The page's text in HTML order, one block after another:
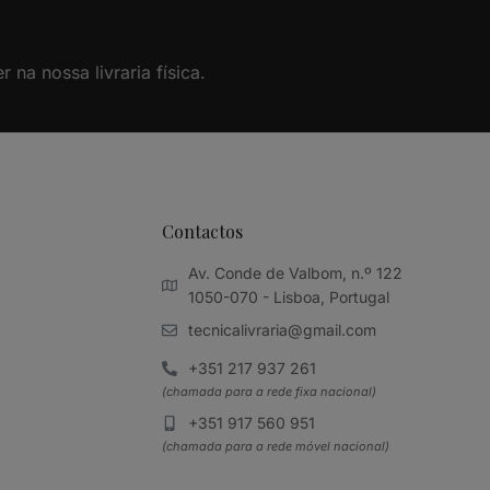
na nossa livraria física.
Contactos
Av. Conde de Valbom, n.º 122
1050-070 - Lisboa, Portugal
tecnicalivraria@gmail.com
+351 217 937 261
(chamada para a rede fixa nacional)
+351 917 560 951
(chamada para a rede móvel nacional)